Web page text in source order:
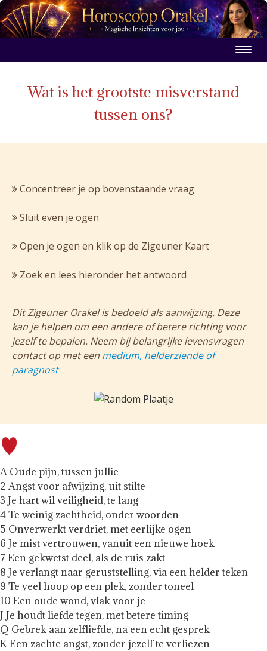
Wat is het grootste misverstand
tussen ons?
Concentreer je op bovenstaande vraag
Sluit even je ogen
Open je ogen en klik op de Zigeuner Kaart
Zoek en lees hieronder het antwoord
Dit Zigeuner Orakel is bedoeld als aanwijzing. Deze
kan je helpen om een andere of betere richting voor
jezelf te bepalen. Neem bij belangrijke levensvragen
contact op met een medium, helderziende of
paragnost
A Oude pijn, tussen jullie
2 Angst voor afwijzing, uit stilte
3 Je hart wil veiligheid, te lang
4 Te weinig zachtheid, onder woorden
5 Onverwerkt verdriet, met eerlijke ogen
6 Je mist vertrouwen, vanuit een nieuwe hoek
7 Een gekwetst deel, als de ruis zakt
8 Je verlangt naar geruststelling, via een helder teken
9 Te veel hoop op een plek, zonder toneel
10 Een oude wond, vlak voor je
J Je houdt liefde tegen, met betere timing
Q Gebrek aan zelfliefde, na een echt gesprek
K Een zachte angst, zonder jezelf te verliezen